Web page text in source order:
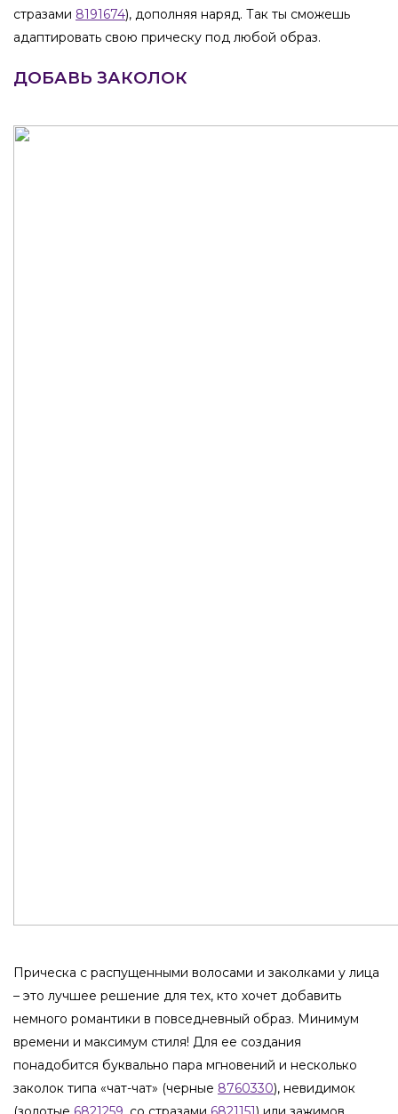
стразами 8191674), дополняя наряд. Так ты сможешь
адаптировать свою прическу под любой образ.
ДОБАВЬ ЗАКОЛОК
Прическа с распущенными волосами и заколками у лица
– это лучшее решение для тех, кто хочет добавить
немного романтики в повседневный образ. Минимум
времени и максимум стиля! Для ее создания
понадобится буквально пара мгновений и несколько
заколок типа «чат-чат» (черные 8760330), невидимок